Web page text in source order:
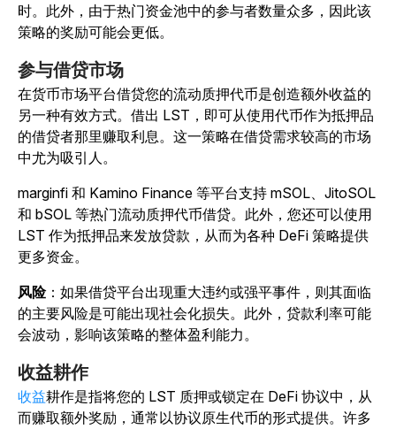
时。此外，由于热门资金池中的参与者数量众多，因此该
策略的奖励可能会更低。
参与借贷市场
在货币市场平台借贷您的流动质押代币是创造额外收益的
另一种有效方式。借出 LST，即可从使用代币作为抵押品
的借贷者那里赚取利息。这一策略在借贷需求较高的市场
中尤为吸引人。
marginfi 和 Kamino Finance 等平台支持 mSOL、JitoSOL
和 bSOL 等热门流动质押代币借贷。此外，您还可以使用
LST 作为抵押品来发放贷款，从而为各种 DeFi 策略提供
更多资金。
风险：如果借贷平台出现重大违约或强平事件，则其面临
的主要风险是可能出现社会化损失。此外，贷款利率可能
会波动，影响该策略的整体盈利能力。
收益耕作
收益耕作是指将您的 LST 质押或锁定在 DeFi 协议中，从
而赚取额外奖励，通常以协议原生代币的形式提供。许多